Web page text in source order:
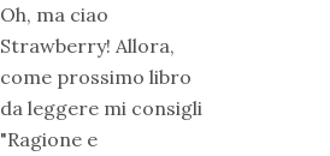
Oh, ma ciao
Strawberry! Allora,
come prossimo libro
da leggere mi consigli
"Ragione e